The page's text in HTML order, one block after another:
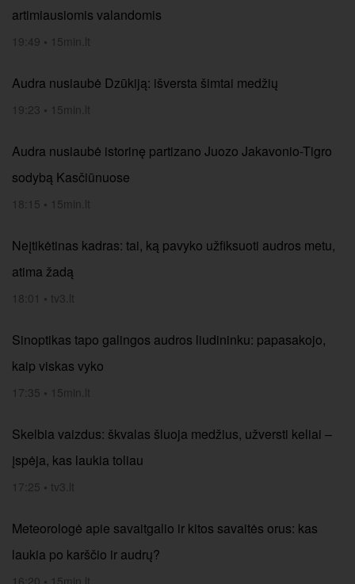
artimiausiomis valandomis
19:49 • 15min.lt
Audra nusiaubė Dzūkiją: išversta šimtai medžių
19:23 • 15min.lt
Audra nusiaubė istorinę partizano Juozo Jakavonio-Tigro
sodybą Kasčiūnuose
18:15 • 15min.lt
Neįtikėtinas kadras: tai, ką pavyko užfiksuoti audros metu,
atima žadą
18:01 • tv3.lt
Sinoptikas tapo galingos audros liudininku: papasakojo,
kaip viskas vyko
17:35 • 15min.lt
Skelbia vaizdus: škvalas šluoja medžius, užversti keliai –
įspėja, kas laukia toliau
17:25 • tv3.lt
Meteorologė apie savaitgalio ir kitos savaitės orus: kas
laukia po karščio ir audrų?
16:20 • 15min.lt